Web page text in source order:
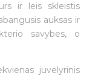
ir leis skleistis
auksas ir
savybes, o
juvelyrinis